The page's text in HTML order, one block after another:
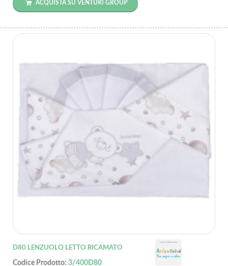
ACQUISTA SU VENTURI GROUP
D80 LENZUOLO LETTO RICAMATO
Codice Prodotto: 3/400D80